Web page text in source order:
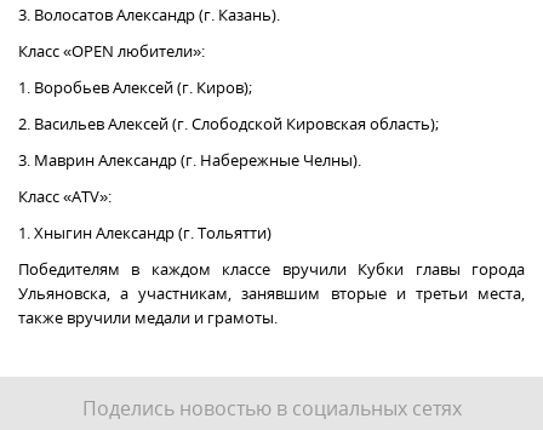
3. Волосатов Александр (г. Казань).
Класс «OPEN любители»:
1. Воробьев Алексей (г. Киров);
2. Васильев Алексей (г. Слободской Кировская область);
3. Маврин Александр (г. Набережные Челны).
Класс «ATV»:
1. Хныгин Александр (г. Тольятти)
Победителям в каждом классе вручили Кубки главы города
Ульяновска, а участникам, занявшим вторые и третьи места,
также вручили медали и грамоты.
Поделись новостью в социальных сетях